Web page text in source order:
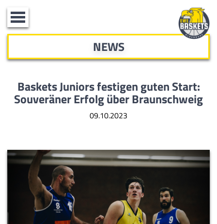
Toggle
navigation
NEWS
Baskets Juniors festigen guten Start:
Souveräner Erfolg über Braunschweig
09.10.2023